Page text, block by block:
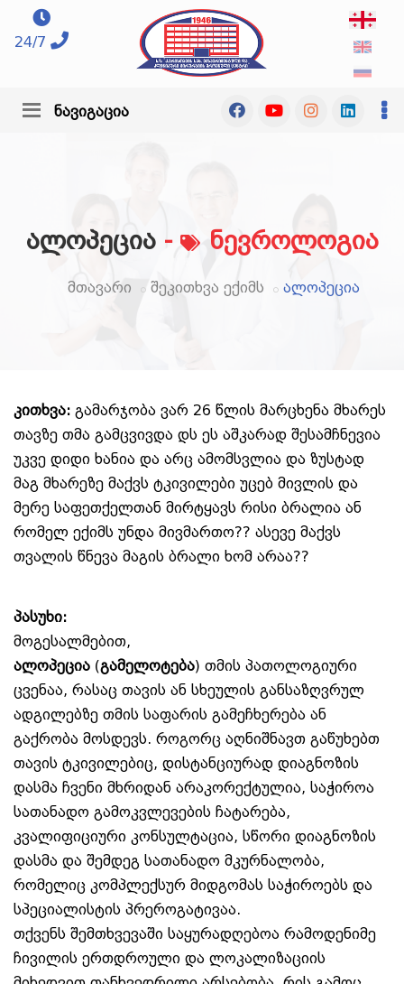
24/7
ნავიგაცია
ალოპეცია - ნევროლოგია
მთავარი შეკითხვა ექიმს ალოპეცია
კითხვა: გამარჯობა ვარ 26 წლის მარცხენა მხარეს
თავზე თმა გამცვივდა დს ეს აშკარად შესამჩნევია
უკვე დიდი ხანია და არც ამომსვლია და ზუსტად
მაგ მხარეზე მაქვს ტკივილები უცებ მივლის და
მერე საფეთქელთან მირტყავს რისი ბრალია ან
რომელ ექიმს უნდა მივმართო?? ასევე მაქვს
თვალის წნევა მაგის ბრალი ხომ არაა??
პასუხი:
მოგესალმებით,
ალოპეცია (გამელოტება) თმის პათოლოგიური
ცვენაა, რასაც თავის ან სხეულის განსაზღვრულ
ადგილებზე თმის საფარის გამეჩხერება ან
გაქრობა მოსდევს. როგორც აღნიშნავთ გაწუხებთ
თავის ტკივილებიც, დისტანციურად დიაგნოზის
დასმა ჩვენი მხრიდან არაკორექტულია, საჭიროა
სათანადო გამოკვლევების ჩატარება,
კვალიფიციური კონსულტაცია, სწორი დიაგნოზის
დასმა და შემდეგ სათანადო მკურნალობა,
რომელიც კომპლექსურ მიდგომას საჭიროებს და
სპეციალისტის პრეროგატივაა.
თქვენს შემთხვევაში საყურადღებოა რამოდენიმე
ჩივილის ერთდროული და ლოკალიზაციის